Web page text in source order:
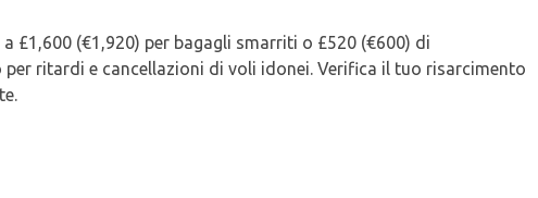
£1,600 (€1,920) per bagagli smarriti o £520 (€600) di
per ritardi e cancellazioni di voli idonei. Verifica il tuo risarcimento